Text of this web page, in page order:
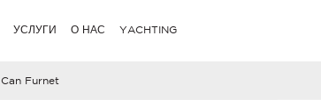
УСЛУГИ О НАС YACHTING
Can Furnet